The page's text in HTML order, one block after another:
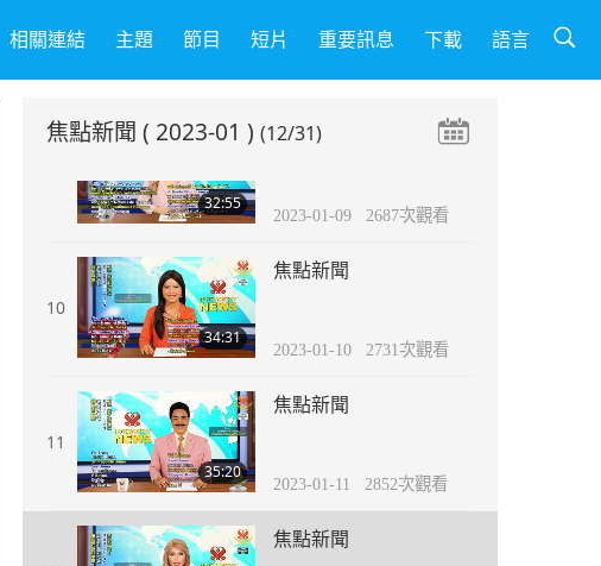
相關連結 主題 節目 短片 重要訊息 下載 語言
焦點新聞 ( 2023-01 ) (12/31)
8
2023-01-082679次觀看
32:55
焦點新聞
2023-01-09 2687次觀看
10
34:31
焦點新聞
2023-01-10 2731次觀看
11
35:20
焦點新聞
2023-01-11 2852次觀看
焦點新聞